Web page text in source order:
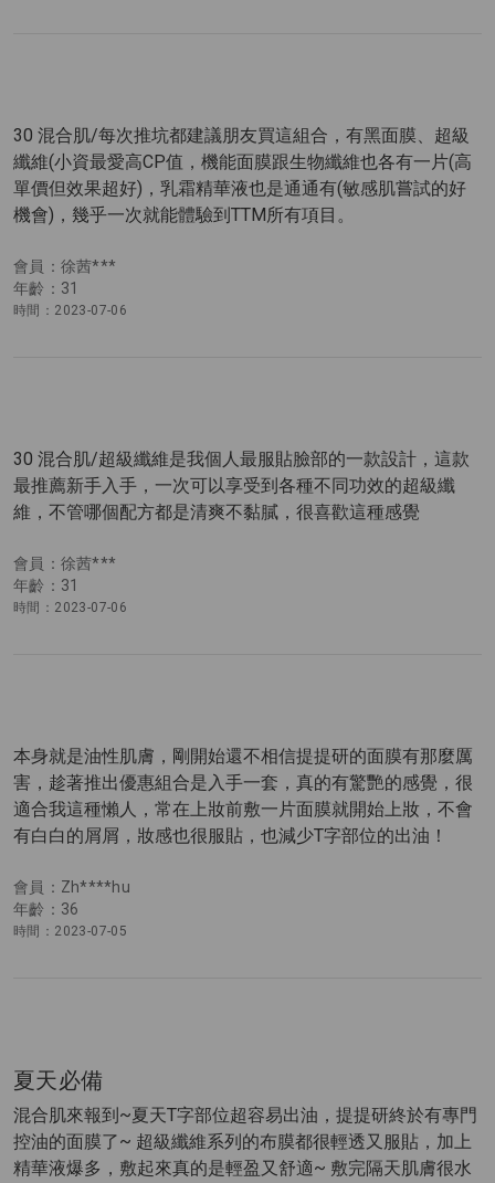
會員：徐茜***
年齡：31
時間：2023-07-06
30 混合肌/每次推坑都建議朋友買這組合，有黑面膜、超級
纖維(小資最愛高CP值，機能面膜跟生物纖維也各有一片(高
單價但效果超好)，乳霜精華液也是通通有(敏感肌嘗試的好
機會)，幾乎一次就能體驗到TTM所有項目。
會員：徐茜***
年齡：31
時間：2023-07-06
30 混合肌/超級纖維是我個人最服貼臉部的一款設計，這款
最推薦新手入手，一次可以享受到各種不同功效的超級纖
維，不管哪個配方都是清爽不黏膩，很喜歡這種感覺
會員：Zh****hu
年齡：36
時間：2023-07-05
本身就是油性肌膚，剛開始還不相信提提研的面膜有那麼厲
害，趁著推出優惠組合是入手一套，真的有驚艷的感覺，很
適合我這種懶人，常在上妝前敷一片面膜就開始上妝，不會
有白白的屑屑，妝感也很服貼，也減少T字部位的出油！
夏天必備
混合肌來報到~夏天T字部位超容易出油，提提研終於有專門
控油的面膜了~ 超級纖維系列的布膜都很輕透又服貼，加上
精華液爆多，敷起來真的是輕盈又舒適~ 敷完隔天肌膚很水